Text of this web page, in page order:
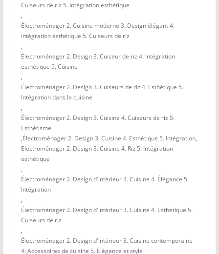
Cuiseurs de riz 5. Intégration esthétique
,
Électroménager 2. Cuisine moderne 3. Design élégant 4.
Intégration esthétique 5. Cuiseurs de riz
,
Électroménager 2. Design 3. Cuiseur de riz 4. Intégration
esthétique 5. Cuisine
,
Électroménager 2. Design 3. Cuiseurs de riz 4. Esthétique 5.
Intégration dans la cuisine
,
Électroménager 2. Design 3. Cuisine 4. Cuiseurs de riz 5.
Esthétisme
,Électroménager 2. Design 3. Cuisine 4. Esthétique 5. Intégration,
Electroménager 2. Design 3. Cuisine 4. Riz 5. Intégration
esthétique
,
Électroménager 2. Design d'intérieur 3. Cuisine 4. Élégance 5.
Intégration
,
Électroménager 2. Design d'intérieur 3. Cuisine 4. Esthétique 5.
Cuiseurs de riz
,
Électroménager 2. Design d'intérieur 3. Cuisine contemporaine
4. Accessoires de cuisine 5. Élégance et style